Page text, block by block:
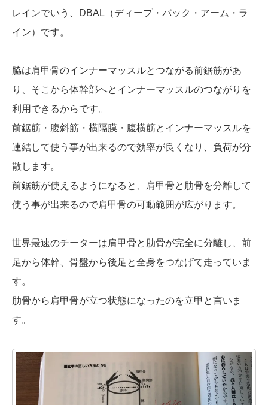
レインでいう、DBAL（ディープ・バック・アーム・ラ
イン）です。
脇は肩甲骨のインナーマッスルとつながる前鋸筋があ
り、そこから体幹部へとインナーマッスルのつながりを
利用できるからです。
前鋸筋・腹斜筋・横隔膜・腹横筋とインナーマッスルを
連結して使う事が出来るので効率が良くなり、負荷が分
散します。
前鋸筋が使えるようになると、肩甲骨と肋骨を分離して
使う事が出来るので肩甲骨の可動範囲が広がります。
世界最速のチーターは肩甲骨と肋骨が完全に分離し、前
足から体幹、骨盤から後足と全身をつなげて走っていま
す。
肋骨から肩甲骨が立つ状態になったのを立甲と言いま
す。